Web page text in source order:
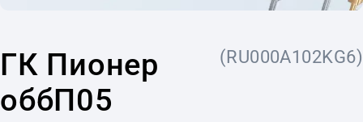
ГК Пионер
оббП05
(RU000A102KG6)